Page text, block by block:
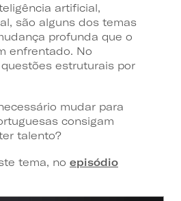
artificial,
são alguns dos temas
profunda que o
enfrentado. No
estruturais por
mudar para
consigam
talento?
tema, no episódio